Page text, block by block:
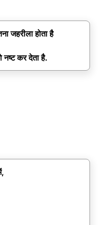
जहरीला होता है
नष्ट कर देता है.